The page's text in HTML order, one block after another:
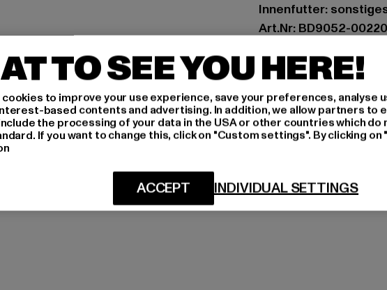
Innenfutter:
Art.Nr: BD9052-00220
Hersteller: Brandit
Spichernstraße 6a |
GRÖSSE
LIEFERUNG &
TO SEE YOU HERE!
to improve your use experience, save your preferences, analyse
based contents and advertising. In addition, we allow partners to
the processing of your data in the USA or other countries which do
If you want to change this, click on "Custom settings". By clicking
INDIVIDUAL SETTINGS
ACCEPT